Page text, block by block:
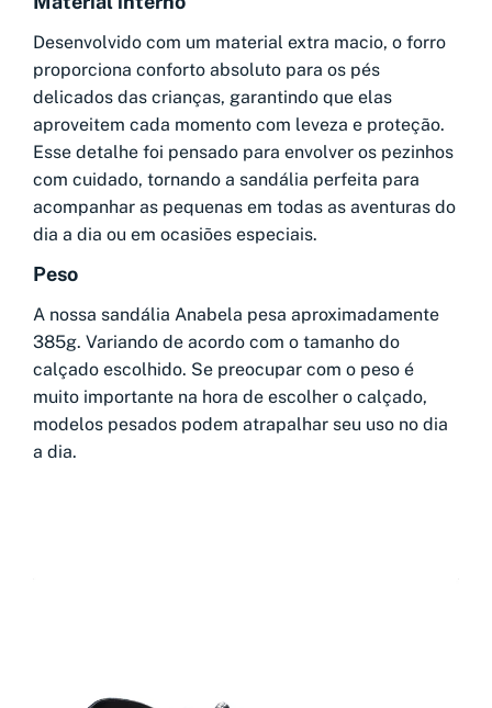
Desenvolvido com um material extra macio, o forro
proporciona conforto absoluto para os pés
delicados das crianças, garantindo que elas
aproveitem cada momento com leveza e proteção.
Esse detalhe foi pensado para envolver os pezinhos
com cuidado, tornando a sandália perfeita para
acompanhar as pequenas em todas as aventuras do
dia a dia ou em ocasiões especiais.
Peso
A nossa sandália Anabela pesa aproximadamente
385g. Variando de acordo com o tamanho do
calçado escolhido. Se preocupar com o peso é
muito importante na hora de escolher o calçado,
modelos pesados podem atrapalhar seu uso no dia
a dia.